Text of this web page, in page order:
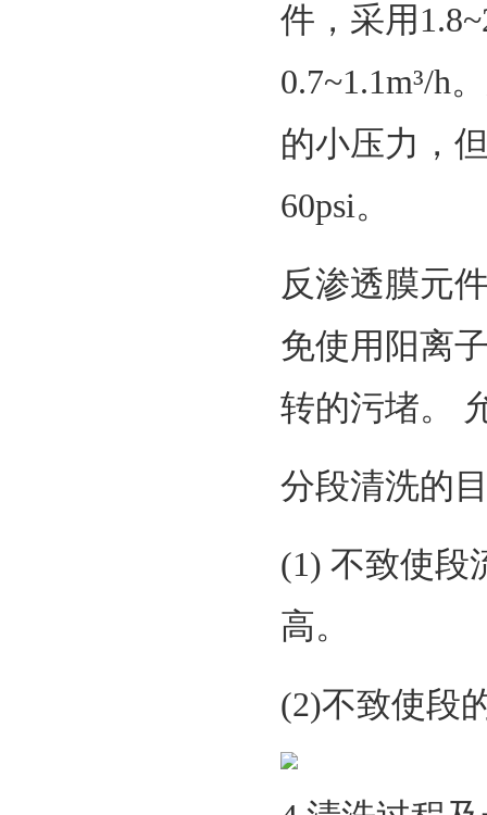
件，采用
0.7~1.1m³/h
的小压力，
60psi。
反渗透膜元
免使用阳离
转的污堵。
分段清洗的
(1) 不致使段
高。
(2)不致使段